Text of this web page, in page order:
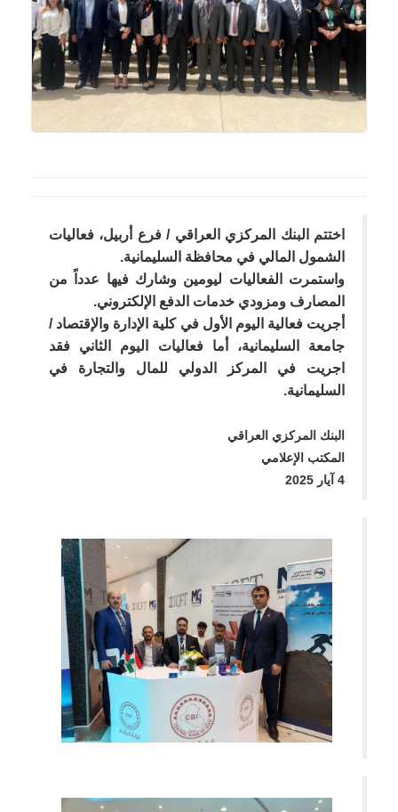
اختتم البنك المركزي العراقي / فرع أربيل، فعاليات
الشمول المالي في محافظة السليمانية.
واستمرت الفعاليات ليومين وشارك فيها عدداً من
المصارف ومزودي خدمات الدفع الإلكتروني.
أجريت فعالية اليوم الأول في كلية الإدارة والإقتصاد /
جامعة السليمانية، أما فعاليات اليوم الثاني فقد
اجريت في المركز الدولي للمال والتجارة في
السليمانية.
البنك المركزي العراقي
المكتب الإعلامي
4 آيار 2025